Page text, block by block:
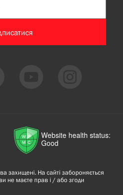
Website health status:
Good
На сайті забороняється
не маєте прав і / або згоди